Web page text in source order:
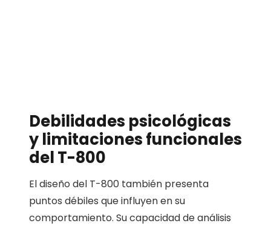
Debilidades psicológicas
y limitaciones funcionales
del T-800
El diseño del T-800 también presenta
puntos débiles que influyen en su
comportamiento. Su capacidad de análisis